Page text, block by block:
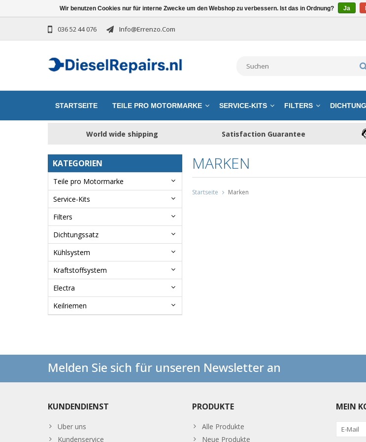
036 52 44 076 Info@errenzo.com
STARTSEITE TEILE PRO MOTORMARKE SERVICE-KITS FILTERS
World wide shipping Satisfaction Guarantee
KATEGORIEN
Teile pro Motormarke
Service-Kits
Filters
Dichtungssatz
Kühlsystem
Kraftstoffsystem
Electra
Keilriemen
MARKEN
Startseite Marken
Melden Sie sich für unseren Newsletter an
KUNDENDIENST
Uber uns
Kundenservice
PRODUKTE
Alle Produkte
Neue Produkte
MEIN
Wir benutzen Cookies nur für interne Zwecke um den Webshop zu verbessern. Ist das in Ordnung? Ja